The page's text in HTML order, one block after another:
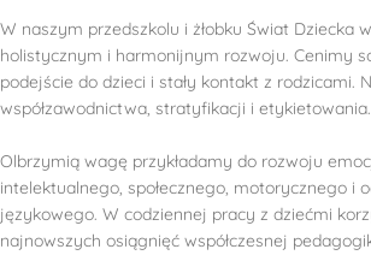
W naszym przedszkolu i żłobku Świat Dziecka
holistycznym i harmonijnym rozwoju. Cenimy
podejście do dzieci i stały kontakt z rodzicami.
współzawodnictwa, stratyfikacji i etykietowania.
Olbrzymią wagę przykładamy do rozwoju
intelektualnego, społecznego, motorycznego i
językowego. W codziennej pracy z dziećmi
najnowszych osiągnięć współczesnej